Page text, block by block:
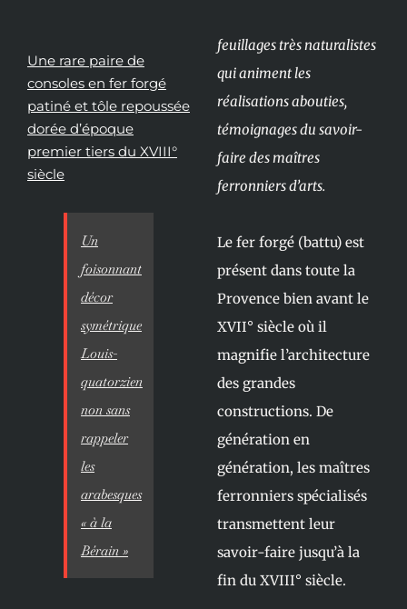
Une rare paire de
consoles en fer forgé
patiné et tôle repoussée
dorée d’époque
premier tiers du XVIII°
siècle
Un
foisonnant
décor
symétrique
Louis-
quatorzien
non sans
rappeler
les
arabesques
« à la
Bérain »
feuillages très naturalistes
qui animent les
réalisations abouties,
témoignages du savoir-
faire des maîtres
ferronniers d’arts.
Le fer forgé (battu) est
présent dans toute la
Provence bien avant le
XVII° siècle où il
magnifie l’architecture
des grandes
constructions. De
génération en
génération, les maîtres
ferronniers spécialisés
transmettent leur
savoir-faire jusqu’à la
fin du XVIII° siècle.